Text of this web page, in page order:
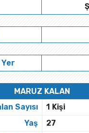
MARUZ KALAN
Sayısı
1 Kişi
Yaş
27